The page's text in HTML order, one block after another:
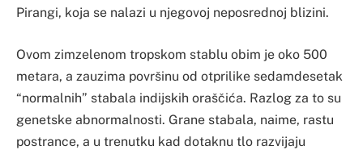
Pirangi, koja se nalazi u njegovoj neposrednoj blizini.
Ovom zimzelenom tropskom stablu obim je oko 500
metara, a zauzima površinu od otprilike sedamdesetak
“normalnih” stabala indijskih oraščića. Razlog za to su
genetske abnormalnosti. Grane stabala, naime, rastu
postrance, a u trenutku kad dotaknu tlo razvijaju